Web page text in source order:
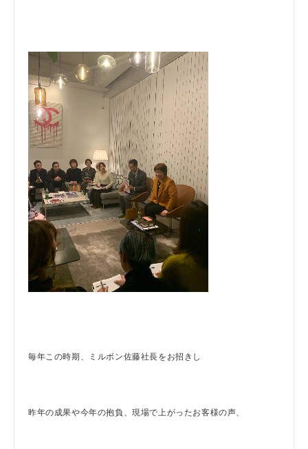
毎年この時期、ミルボン佐藤社長をお招きし
昨年の成果や今年の抱負、現場で上がったお客様の声、